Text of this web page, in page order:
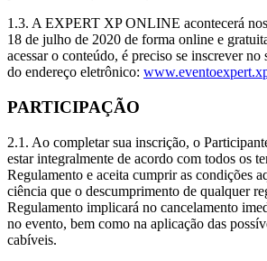
1.3. A EXPERT XP ONLINE acontecerá
18 de julho de 2020 de forma online e
acessar o conteúdo, é preciso se inscrever no
do endereço eletrônico:
PARTICIPAÇÃO
2.1. Ao completar sua inscrição, o
estar integralmente de acordo com todos os
Regulamento e aceita cumprir as condições
ciência que o descumprimento de qualquer
Regulamento implicará no cancelamento
no evento, bem como na aplicação das
cabíveis.